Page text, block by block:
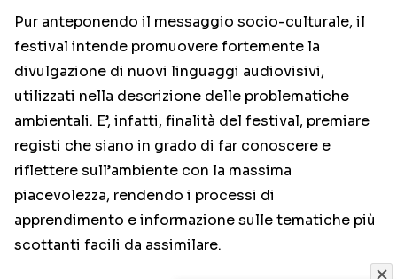
Pur anteponendo il messaggio socio-culturale, il
festival intende promuovere fortemente la
divulgazione di nuovi linguaggi audiovisivi,
utilizzati nella descrizione delle problematiche
ambientali. E’, infatti, finalità del festival, premiare
registi che siano in grado di far conoscere e
riflettere sull’ambiente con la massima
piacevolezza, rendendo i processi di
apprendimento e informazione sulle tematiche più
scottanti facili da assimilare.